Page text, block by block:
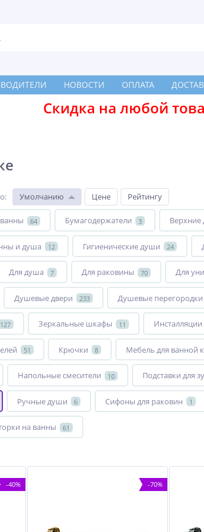
НОВОСТИ ОПЛАТА
Скидка на любой
: Умолчанию Цене Рейтингу
64 Бумагодержатели 3
и душа 12 Гигиенические души 24
Для душа 7 Для раковины 70 Для
Душевые двери 233 Душевые перегородки
127 Зеркальные шкафы 11 Инсталляции
51 Крючки 8 Мебель для ванной
Напольные смесители 10 Подставки для
Ручные души 6 Сифоны для раковин 1
на ванны 61
-40% -70%